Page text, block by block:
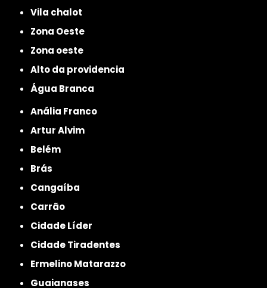
Vila chalot
Zona Oeste
Zona oeste
alto da providencia
Água Branca
Anália Franco
Artur Alvim
Belém
Brás
Cangaíba
Carrão
Cidade Líder
Cidade Tiradentes
Ermelino Matarazzo
Guaianases